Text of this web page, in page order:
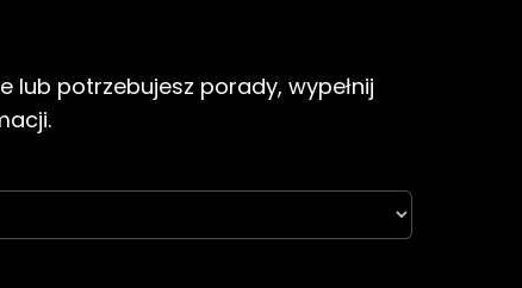
lub potrzebujesz porady, wypełnij